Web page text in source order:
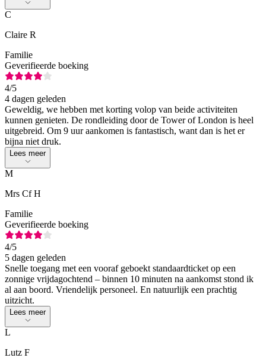
C
Claire R
Familie
Geverifieerde boeking
4/5
4 dagen geleden
Geweldig, we hebben met korting volop van beide activiteiten
kunnen genieten. De rondleiding door de Tower of London is heel
uitgebreid. Om 9 uur aankomen is fantastisch, want dan is het er
bijna niet druk.
Lees meer
M
Mrs Cf H
Familie
Geverifieerde boeking
4/5
5 dagen geleden
Snelle toegang met een vooraf geboekt standaardticket op een
zonnige vrijdagochtend – binnen 10 minuten na aankomst stond ik
al aan boord. Vriendelijk personeel. En natuurlijk een prachtig
uitzicht.
Lees meer
L
Lutz F